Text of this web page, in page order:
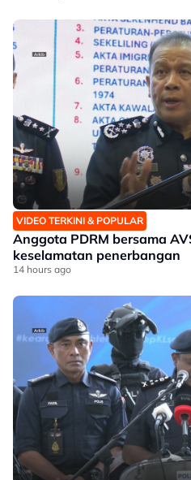
VIDEO TERKINI & POPULAR
Anggota PDRM bersama
keselamatan penerbangan
14 hours ago